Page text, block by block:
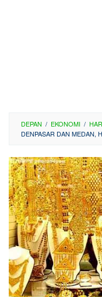
DEPAN / EKONOMI /
DENPASAR DAN MEDAN,